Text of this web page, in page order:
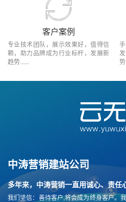
客户案例
专业技术团队，展示效果好，值得信
赖，助力品牌成为行业标杆，发展新
趋势......
中涛营销建站公司
多年来，中涛营销一直用诚心、责任
我们坚信：善待客户,将会成为终身客户。